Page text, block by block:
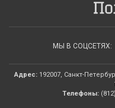
МЫ В СОЦСЕТЯХ:
Адрес: 192007, Санкт-
Телефоны: